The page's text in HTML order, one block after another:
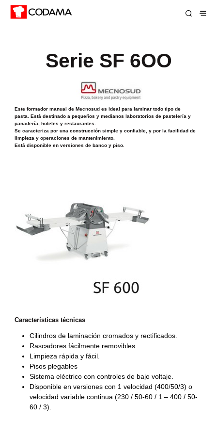
Serie SF 6OO
Este formador manual de Mecnosud es ideal para laminar todo tipo de
pasta. Está destinado a pequeños y medianos laboratorios de pastelería y
panadería, hoteles y restaurantes.
Se caracteriza por una construcción simple y confiable, y por la facilidad de
limpieza y operaciones de mantenimiento.
Está disponible en versiones de banco y piso.
Características técnicas
Cilindros de laminación cromados y rectificados.
Rascadores fácilmente removibles.
Limpieza rápida y fácil.
Pisos plegables
Sistema eléctrico con controles de bajo voltaje.
Disponible en versiones con 1 velocidad (400/50/3) o
velocidad variable continua (230 / 50-60 / 1 – 400 / 50-
60 / 3).